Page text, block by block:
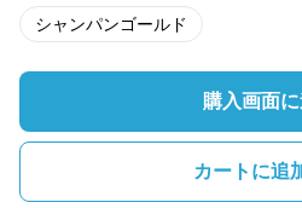
シャンパンゴールド
購入画面
カートに追